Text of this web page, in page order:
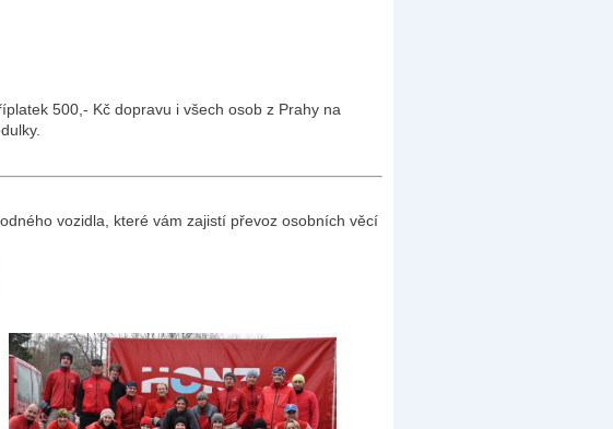
500,- Kč dopravu i všech osob z Prahy na
vozidla, které vám zajistí převoz osobních věcí